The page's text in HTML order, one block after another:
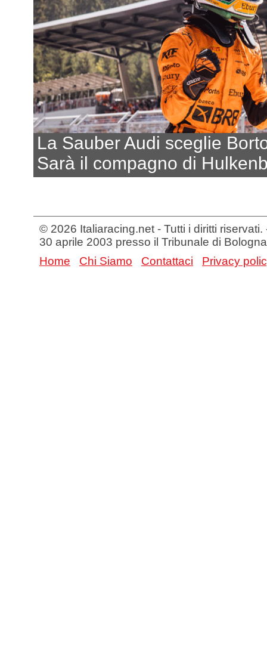
La Sauber Audi sceglie
Sarà il compagno di
© 2026 Italiaracing.net - Tutti i diritti
30 aprile 2003 presso il Tribunale di Bologna
Home
Chi Siamo Contattaci Privacy